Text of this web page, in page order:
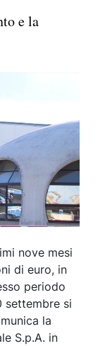
e la
nove mesi
di euro, in
periodo
si
la
S.p.A. in